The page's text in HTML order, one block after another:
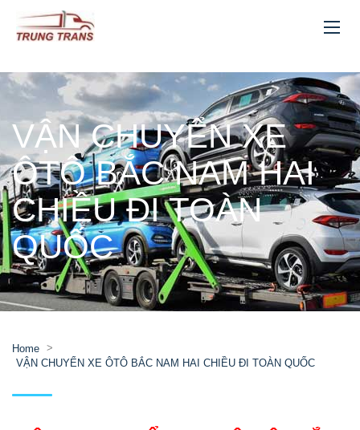
VẬN CHUYỂN XE
ÔTÔ BẮC NAM HAI
CHIỀU ĐI TOÀN
QUỐC
Home >
VẬN CHUYỂN XE ÔTÔ BẮC NAM HAI CHIỀU ĐI TOÀN QUỐC